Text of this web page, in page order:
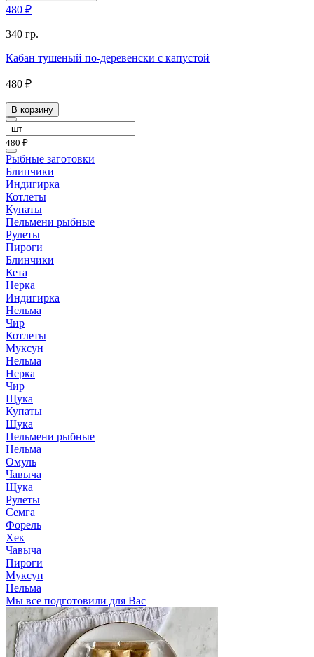
480 ₽
340 гр.
Кабан тушеный по-деревенски с капустой
480 ₽
В корзину
480 ₽
Рыбные заготовки
Блинчики
Индигирка
Котлеты
Купаты
Пельмени рыбные
Рулеты
Пироги
Блинчики
Кета
Нерка
Индигирка
Нельма
Чир
Котлеты
Муксун
Нельма
Нерка
Чир
Щука
Купаты
Щука
Пельмени рыбные
Нельма
Омуль
Чавыча
Щука
Рулеты
Семга
Форель
Хек
Чавыча
Пироги
Муксун
Нельма
Мы все подготовили для Вас